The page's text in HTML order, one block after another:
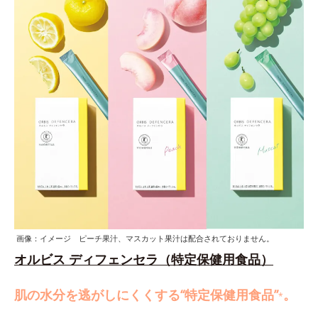
画像：イメージ ピーチ果汁、マスカット果汁は配合されておりません。
オルビス ディフェンセラ（特定保健用食品）
肌の水分を逃がしにくくする“特定保健用食品”*。